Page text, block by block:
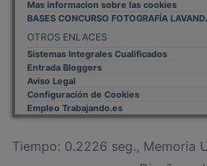
BASES CONCURSO FOTOGRAFÍA LAVANDA
OTROS ENLACES
Sistemas Integrales Cualificados
Entrada Bloggers
Aviso Legal
Configuración de Cookies
Empleo Trabajando.es